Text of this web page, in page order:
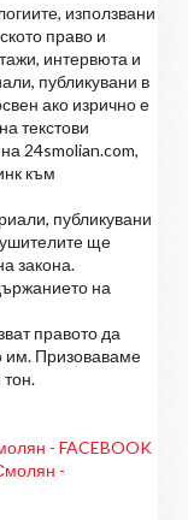
използвани
право и
интервюта и
публикувани в
ако изрично е
текстови
24smolian.com,
към
публикувани
ще
закона.
на
правото да
им. Призоваваме
тон.
- FACEBOOK
-